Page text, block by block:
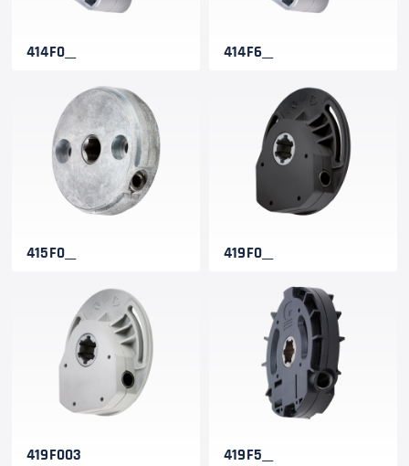
414F0__ 414F6__
415F0__ 419F0__
419F003 419F5__